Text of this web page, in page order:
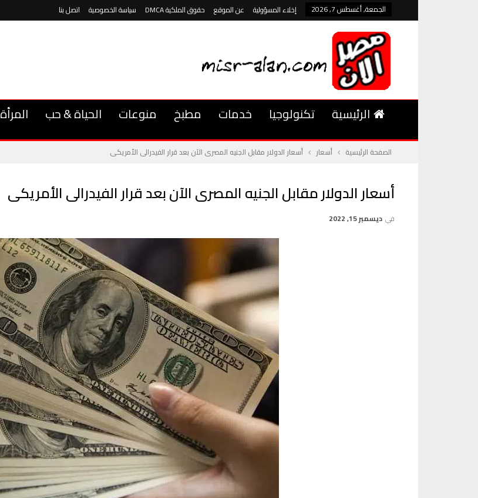
الجمعة, أغسطس 7, 2026 إخلاء المسؤولية عن الموقع حقوق الملكية DMCA سياسة الخصوصية اتصل بنا
الرئيسية تكنولوجيا خدمات مطبخ منوعات الحياة & حب المرأة
الصفحة الرئيسية أسعار أسعار الدولار مقابل الجنيه المصرى الآن بعد قرار الفيدرالى الأمريكى
أسعار الدولار مقابل الجنيه المصرى الآن بعد قرار الفيدرالى الأمريكى
في ديسمبر 15, 2022